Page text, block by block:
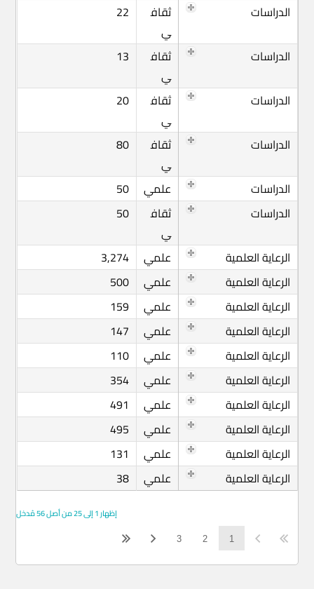
الدراسات
ثقاف
ي
22
الدراسات
ثقاف
ي
13
الدراسات
ثقاف
ي
20
الدراسات
ثقاف
ي
80
الدراسات علمي
50
الدراسات
ثقاف
ي
50
الرعاية العلمية علمي
3,274
الرعاية العلمية
علمي
500
الرعاية العلمية
علمي
159
الرعاية العلمية
علمي
147
الرعاية العلمية
علمي
110
الرعاية العلمية
علمي
354
الرعاية العلمية
علمي
491
الرعاية العلمية
علمي
495
الرعاية العلمية
علمي
131
الرعاية العلمية
علمي 38
إظهار 1 إلى 25 من أصل 56 مُدخل
1
2
3